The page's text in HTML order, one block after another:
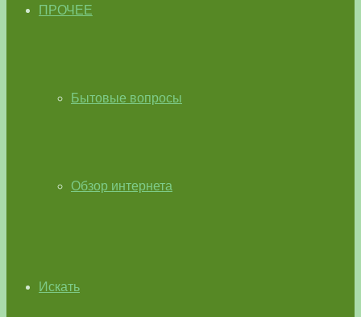
ПРОЧЕЕ
Бытовые вопросы
Обзор интернета
Искать